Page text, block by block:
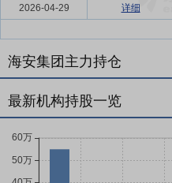
2026-04-29 详细
海安集团主力持仓
最新机构持股一览